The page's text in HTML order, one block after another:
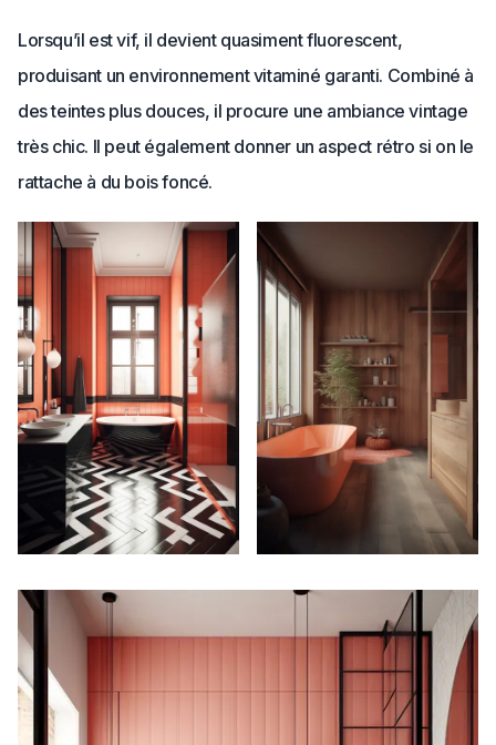
Lorsqu’il est vif, il devient quasiment fluorescent,
produisant un environnement vitaminé garanti. Combiné à
des teintes plus douces, il procure une ambiance vintage
très chic. Il peut également donner un aspect rétro si on le
rattache à du bois foncé.